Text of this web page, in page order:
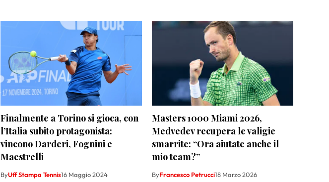
Finalmente a Torino si gioca, con
l’Italia subito protagonista:
vincono Darderi, Fognini e
Maestrelli
ByUff Stampa Tennis16 Maggio 2024
Masters 1000 Miami 2026,
Medvedev recupera le valigie
smarrite: “Ora aiutate anche il
mio team?”
ByFrancesco Petrucci18 Marzo 2026